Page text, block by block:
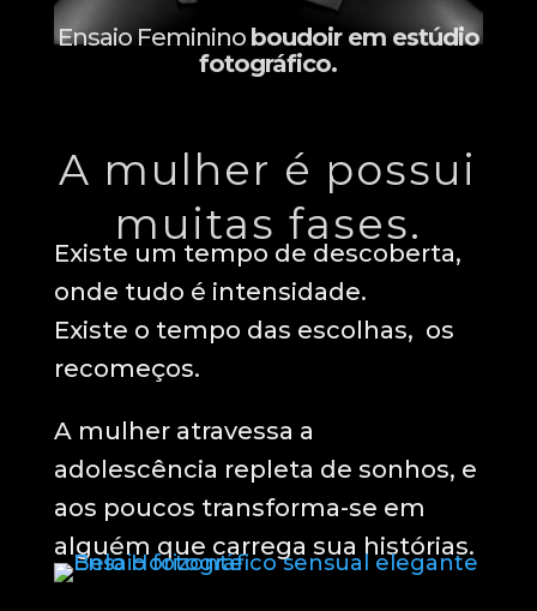
Ensaio Feminino boudoir em estúdio
fotográfico.
A mulher é possui
muitas fases.
Existe um tempo de descoberta,
onde tudo é intensidade.
Existe o tempo das escolhas, os
recomeços.
A mulher atravessa a
adolescência repleta de sonhos, e
aos poucos transforma-se em
alguém que carrega sua histórias.